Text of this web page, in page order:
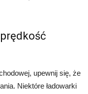
upewnij się, że
Niektóre ładowarki